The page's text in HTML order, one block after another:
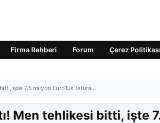
Firma Rehberi Forum Çerez Politikası
işte 7.5 milyon Euro’luk fatura…
Men tehlikesi bitti, işte